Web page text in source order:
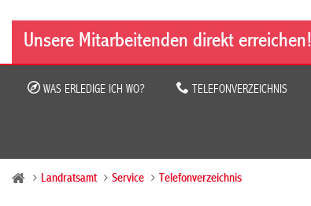
Unsere Mitarbeitenden direkt erreichen!
WAS ERLEDIGE ICH WO? TELEFONVERZEICHNIS
Landratsamt Service Telefonverzeichnis